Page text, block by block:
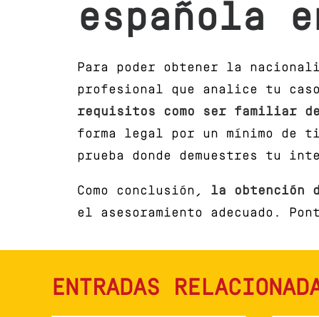
española
Para poder obtener la
profesional que analice tu
requisitos como ser familiar de
forma legal por un mínimo de
prueba donde demuestres tu
Como conclusión, la obtención
el asesoramiento adecuado.
ENTRADAS